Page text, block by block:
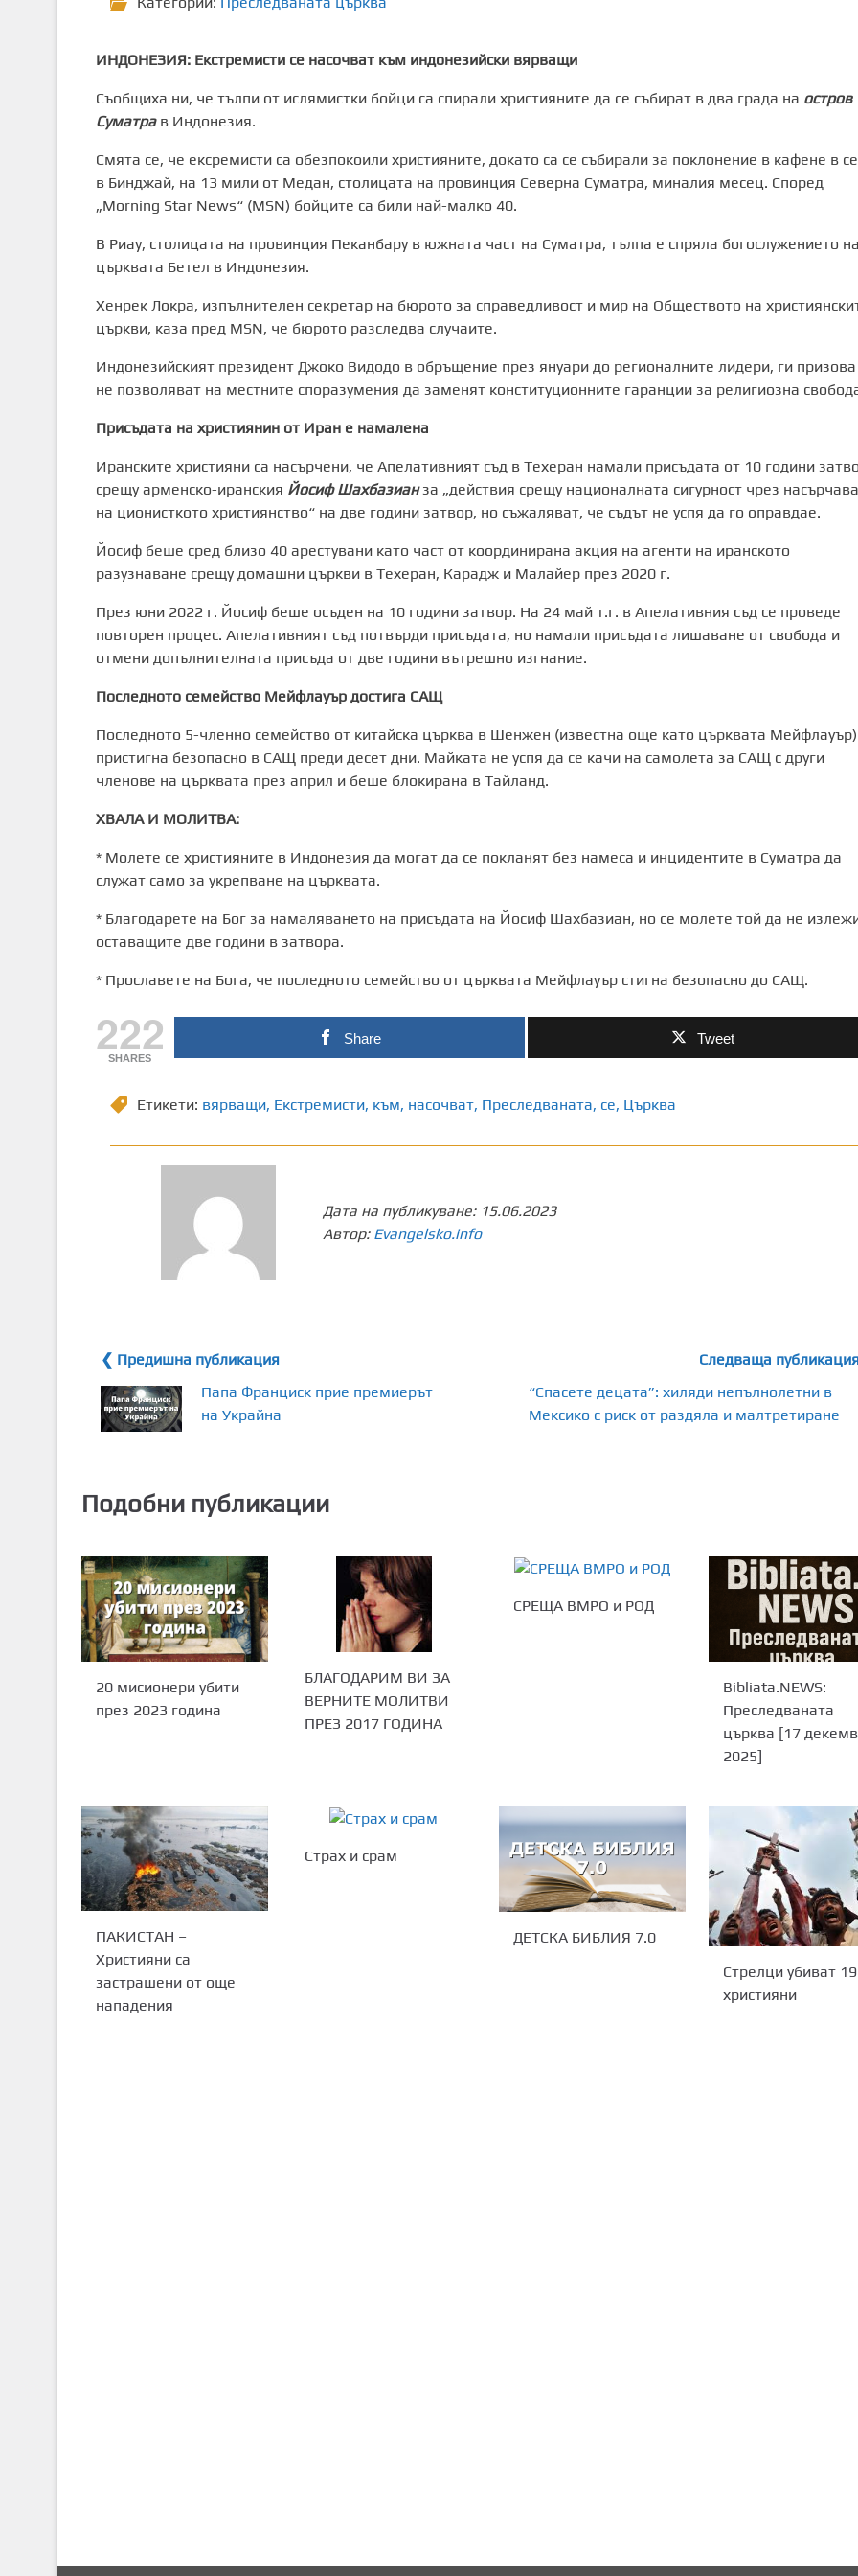
ИНДОНЕЗИЯ: Екстремисти се насочват към индонезийски вярващи
Съобщиха ни, че тълпи от ислямистки бойци са спирали християните да се събират в два града на остров
Суматрав Индонезия.
Смята се, че ексремисти са обезпокоили християните, докато са се събирали за поклонение в кафене в
в Бинджай, на 13 мили от Медан, столицата на провинция Северна Суматра, миналия месец. Според
„Morning Star News“ (MSN) бойците са били най-малко 40.
В Риау, столицата на провинция Пеканбару в южната част на Суматра, тълпа е спряла богослужението
църквата Бетел в Индонезия.
Хенрек Локра, изпълнителен секретар на бюрото за справедливост и мир на Обществото на
църкви, каза пред MSN, че бюрото разследва случаите.
Индонезийският президент Джоко Видодо в обръщение през януари до регионалните лидери, ги
не позволяват на местните споразумения да заменят конституционните гаранции за религиозна
Присъдата на християнин от Иран е намалена
Иранските християни са насърчени, че Апелативният съд в Техеран намали присъдата от 10 години
срещу арменско-иранския ЙосифШахбазианза „действия срещу националната сигурност чрез
на ционисткото християнство“ на две години затвор, но съжаляват, че съдът не успя да го оправдае.
Йосиф беше сред близо 40 арестувани като част от координирана акция на агенти на иранското
разузнаване срещу домашни църкви в Техеран, Карадж и Малайер през 2020 г.
През юни 2022 г. Йосиф беше осъден на 10 години затвор. На 24 май т.г. в Апелативния съд се проведе
повторен процес. Апелативният съд потвърди присъдата, но намали присъдата лишаване от свобода и
отмени допълнителната присъда от две години вътрешно изгнание.
Последното семейство Мейфлауър достига САЩ
Последното 5-членно семейство от китайска църква в Шенжен (известна още като църквата Мейфлауър)
пристигна безопасно в САЩ преди десет дни. Майката не успя да се качи на самолета за САЩ с други
членове на църквата през април и беше блокирана в Тайланд.
ХВАЛА И МОЛИТВА:
* Молете се християните в Индонезия да могат да се покланят без намеса и инцидентите в Суматра да
служат само за укрепване на църквата.
* Благодарете на Бог за намаляването на присъдата на Йосиф Шахбазиан, но се молете той да не
оставащите две години в затвора.
* Прославете на Бога, че последното семейство от църквата Мейфлауър стигна безопасно до САЩ.
222
SHARES
Share Tweet
Етикети: вярващи, Екстремисти, към, насочват, Преследваната, се, Църква
Дата на публикуване: 15.06.2023
Автор: Evangelsko.info
❮ Предишна публикация
Папа Франциск прие премиерът
на Украйна
Следваща
“Спасете децата”: хиляди непълнолетни в
Мексико с риск от раздяла и малтретиране
Подобни публикации
20 мисионери убити
през 2023 година
БЛАГОДАРИМ ВИ ЗА
ВЕРНИТЕ МОЛИТВИ
ПРЕЗ 2017 ГОДИНА
СРЕЩА ВМРО и РОД
Bibliata.NEWS:
Преследваната
църква [17
2025]
ПАКИСТАН –
Християни са
застрашени от още
нападения
Страх и срам
ДЕТСКА БИБЛИЯ 7.0
Стрелци убиват 19
християни